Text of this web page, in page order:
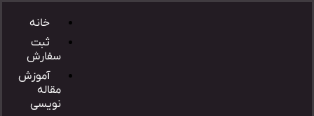
خانه
ثبت
سفارش
آموزش
مقاله
نویسی